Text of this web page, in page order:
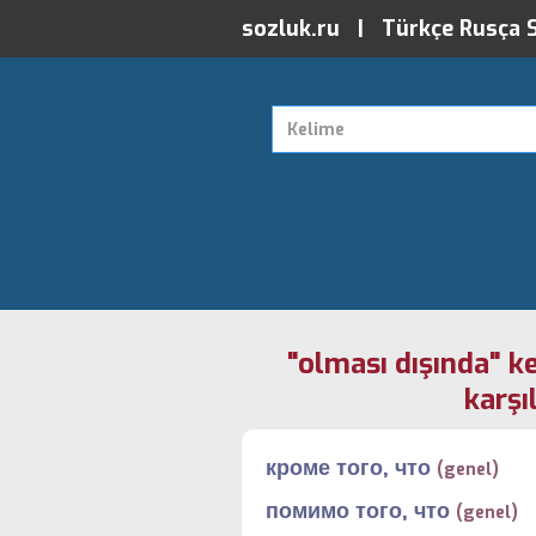
sozluk.ru | Türkçe Rusça
"olması dışında"
кроме того, что (genel)
помимо того, что (genel)